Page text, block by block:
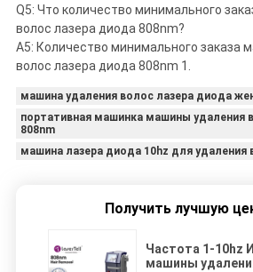
Q5: Что количество минимального
волос лазера диода 808nm?
A5: Количество минимального заказа
волос лазера диода 808nm 1.
машина удаления волос лазера диода
портативная машинка машины удаления
808nm
машина лазера диода 10hz для удаления
Получить лучшую
Частота 1-10hz
машины